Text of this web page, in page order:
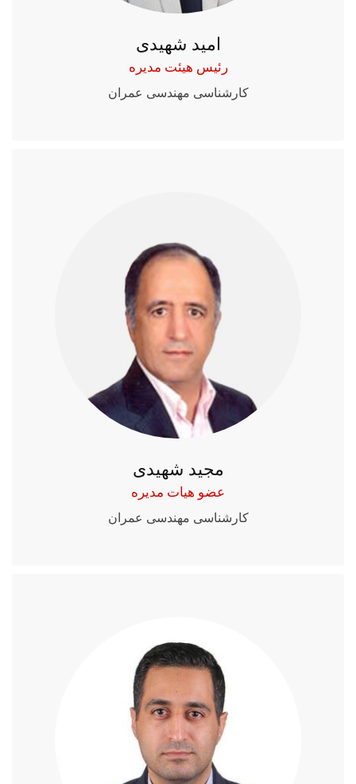
امید شهیدی
رئیس هیئت مدیره
کارشناسی مهندسی عمران
مجید شهیدی
عضو هیات مدیره
کارشناسی مهندسی عمران